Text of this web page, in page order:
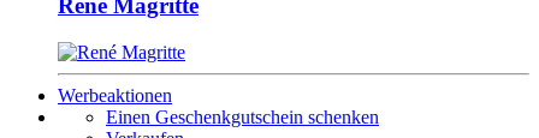
René Magritte
Werbeaktionen
Einen Geschenkgutschein schenken